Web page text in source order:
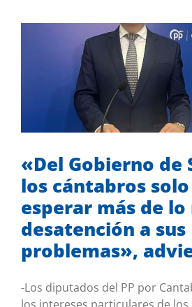
«Del Gobierno de
cántabros solo pueden
lo mismo:
problemas»,
Mis iniciativas
«Del Gobierno de
los cántabros
esperar más de
desatención a sus
problemas»,
-Los diputados del PP por